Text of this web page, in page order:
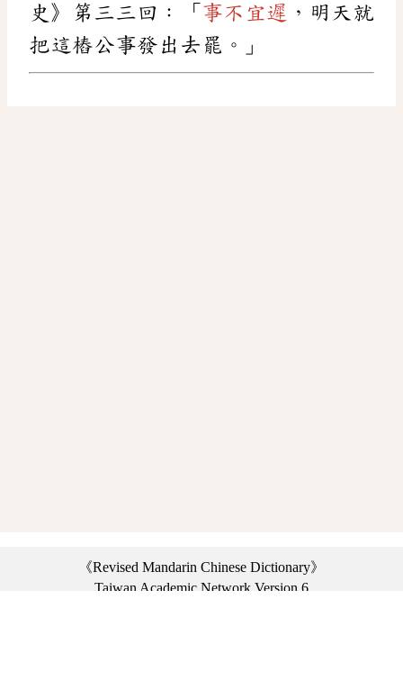
史》第三三回：「 事不宜遲 ，明天就
把這樁公事發出去罷。」
《Revised Mandarin Chinese Dictionary》
Taiwan Academic Network Version 6